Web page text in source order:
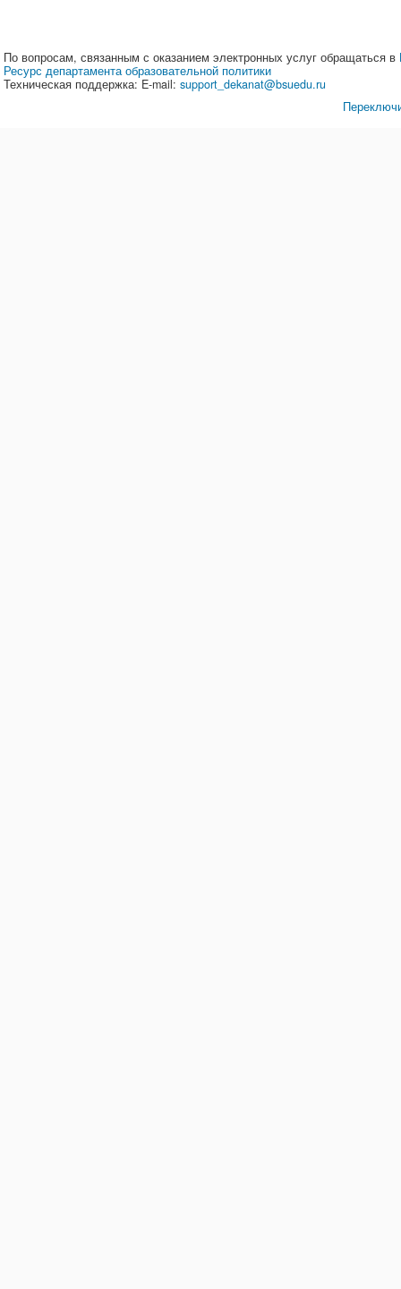
По вопросам, связанным с оказанием электронных услуг обращаться в
Ресурс департамента образовательной политики
Техническая поддержка: E-mail: support_dekanat@bsuedu.ru